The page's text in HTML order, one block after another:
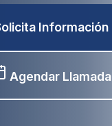
Información
Agendar Llamada